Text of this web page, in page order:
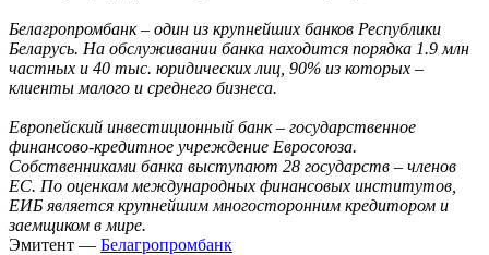
Белагропромбанк – один из крупнейших банков Республики
Беларусь. На обслуживании банка находится порядка 1.9 млн
частных и 40 тыс. юридических лиц, 90% из которых –
клиенты малого и среднего бизнеса.
Европейский инвестиционный банк – государственное
финансово-кредитное учреждение Евросоюза.
Собственниками банка выступают 28 государств – членов
ЕС. По оценкам международных финансовых институтов,
ЕИБ является крупнейшим многосторонним кредитором и
заемщиком в мире.
Эмитент — Белагропромбанк